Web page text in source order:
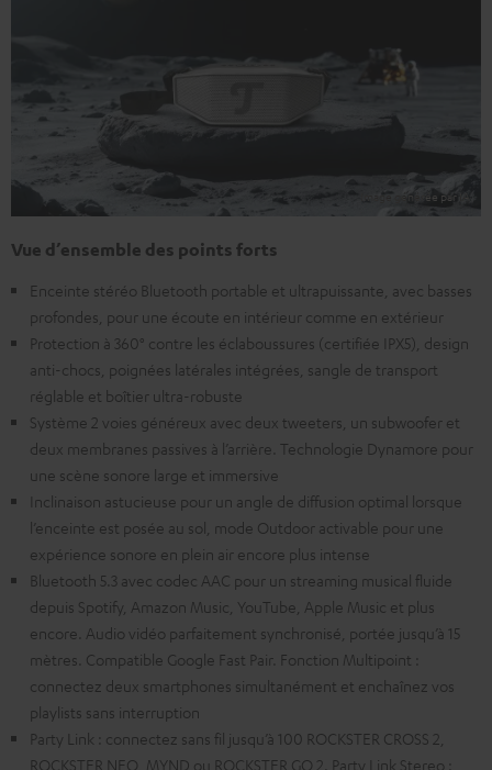
Vue d’ensemble des points forts
Enceinte stéréo Bluetooth portable et ultrapuissante, avec basses
profondes, pour une écoute en intérieur comme en extérieur
Protection à 360° contre les éclaboussures (certifiée IPX5), design
anti-chocs, poignées latérales intégrées, sangle de transport
réglable et boîtier ultra-robuste
Système 2 voies généreux avec deux tweeters, un subwoofer et
deux membranes passives à l’arrière. Technologie Dynamore pour
une scène sonore large et immersive
Inclinaison astucieuse pour un angle de diffusion optimal lorsque
l’enceinte est posée au sol, mode Outdoor activable pour une
expérience sonore en plein air encore plus intense
Bluetooth 5.3 avec codec AAC pour un streaming musical fluide
depuis Spotify, Amazon Music, YouTube, Apple Music et plus
encore. Audio vidéo parfaitement synchronisé, portée jusqu’à 15
mètres. Compatible Google Fast Pair. Fonction Multipoint :
connectez deux smartphones simultanément et enchaînez vos
playlists sans interruption
Party Link : connectez sans fil jusqu’à 100 ROCKSTER CROSS 2,
ROCKSTER NEO, MYND ou ROCKSTER GO 2. Party Link Stereo :